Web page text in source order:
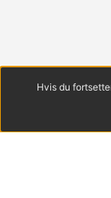
Hvis du